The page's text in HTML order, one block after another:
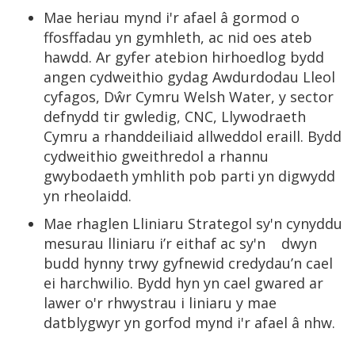
Mae heriau mynd i'r afael â gormod o
ffosffadau yn gymhleth, ac nid oes ateb
hawdd. Ar gyfer atebion hirhoedlog bydd
angen cydweithio gydag Awdurdodau Lleol
cyfagos, Dŵr Cymru Welsh Water, y sector
defnydd tir gwledig, CNC, Llywodraeth
Cymru a rhanddeiliaid allweddol eraill. Bydd
cydweithio gweithredol a rhannu
gwybodaeth ymhlith pob parti yn digwydd
yn rheolaidd.
Mae rhaglen Lliniaru Strategol sy'n cynyddu
mesurau lliniaru i’r eithaf ac sy'n dwyn
budd hynny trwy gyfnewid credydau’n cael
ei harchwilio. Bydd hyn yn cael gwared ar
lawer o'r rhwystrau i liniaru y mae
datblygwyr yn gorfod mynd i'r afael â nhw.